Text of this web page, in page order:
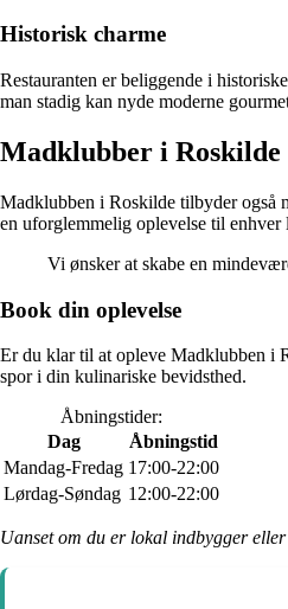
Historisk charme
Restauranten er beliggende i
man stadig kan nyde moderne
Madklubber i Roskilde
Madklubben i Roskilde tilbyder også
en uforglemmelig oplevelse til enhver
Vi ønsker at skabe en
Book din oplevelse
Er du klar til at opleve Madklubben i
spor i din kulinariske bevidsthed.
Åbningstider:
Dag
Åbningstid
Mandag-Fredag 17:00-22:00
Lørdag-Søndag 12:00-22:00
Uanset om du er lokal indbygger